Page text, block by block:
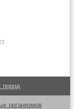
пород
организмов